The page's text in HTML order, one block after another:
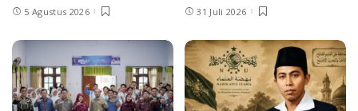
5 Agustus 2026 31 Juli 2026